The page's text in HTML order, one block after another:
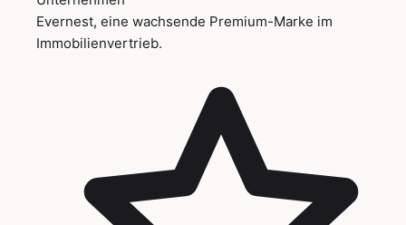
Evernest, eine wachsende Premium-Marke im
Immobilienvertrieb.